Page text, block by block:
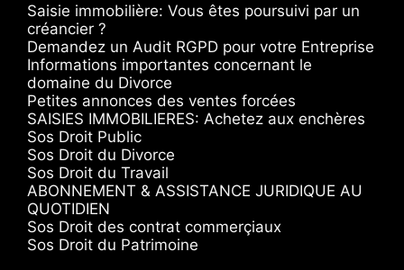
Saisie immobilière: Vous êtes poursuivi par un
créancier ?
Demandez un Audit RGPD pour votre Entreprise
Informations importantes concernant le
domaine du Divorce
Petites annonces des ventes forcées
SAISIES IMMOBILIERES: Achetez aux enchères
Sos Droit Public
Sos Droit du Divorce
Sos Droit du Travail
ABONNEMENT & ASSISTANCE JURIDIQUE AU
QUOTIDIEN
Sos Droit des contrat commerçiaux
Sos Droit du Patrimoine